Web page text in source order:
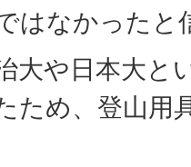
はなかったと
大や日本大と
ため、登山用